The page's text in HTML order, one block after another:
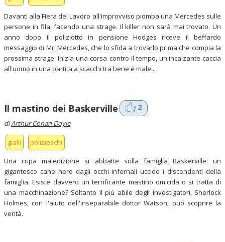
Davanti alla Fiera del Lavoro all'improvviso piomba una Mercedes sulle
persone in fila, facendo una strage. Il killer non sarà mai trovato. Un
anno dopo il poliziotto in pensione Hodges riceve il beffardo
messaggio di Mr. Mercedes, che lo sfida a trovarlo prima che compia la
prossima strage. Inizia una corsa contro il tempo, un'incalzante caccia
all'uomo in una partita a scacchi tra bene e male...
Il mastino dei Baskerville 2
diArthur Conan Doyle
gialli polizieschi
Una cupa maledizione si abbatte sulla famiglia Baskerville: un
gigantesco cane nero dagli occhi infernali uccide i discendenti della
famiglia. Esiste davvero un terrificante mastino omicida o si tratta di
una macchinazione? Soltanto il più abile degli investigatori, Sherlock
Holmes, con l'aiuto dell'inseparabile dottor Watson, può scoprire la
verità.